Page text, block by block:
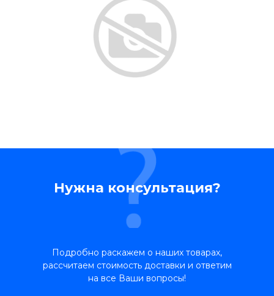
Нужна консультация?
Подробно раскажем о наших товарах,
рассчитаем стоимость доставки и ответим
на все Ваши вопросы!